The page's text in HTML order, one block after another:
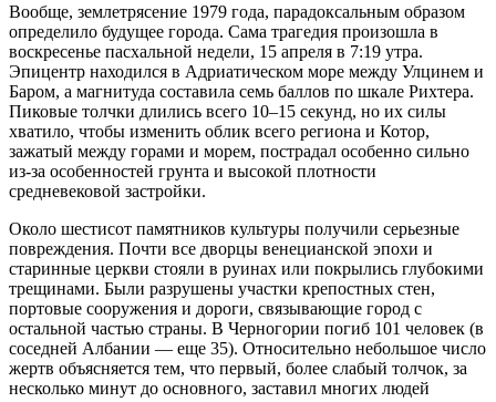
Вообще, землетрясение 1979 года, парадоксальным образом
определило будущее города. Сама трагедия произошла в
воскресенье пасхальной недели, 15 апреля в 7:19 утра.
Эпицентр находился в Адриатическом море между Улцинем и
Баром, а магнитуда составила семь баллов по шкале Рихтера.
Пиковые толчки длились всего 10–15 секунд, но их силы
хватило, чтобы изменить облик всего региона и Котор,
зажатый между горами и морем, пострадал особенно сильно
из-за особенностей грунта и высокой плотности
средневековой застройки.
Около шестисот памятников культуры получили серьезные
повреждения. Почти все дворцы венецианской эпохи и
старинные церкви стояли в руинах или покрылись глубокими
трещинами. Были разрушены участки крепостных стен,
портовые сооружения и дороги, связывающие город с
остальной частью страны. В Черногории погиб 101 человек (в
соседней Албании — еще 35). Относительно небольшое число
жертв объясняется тем, что первый, более слабый толчок, за
несколько минут до основного, заставил многих людей